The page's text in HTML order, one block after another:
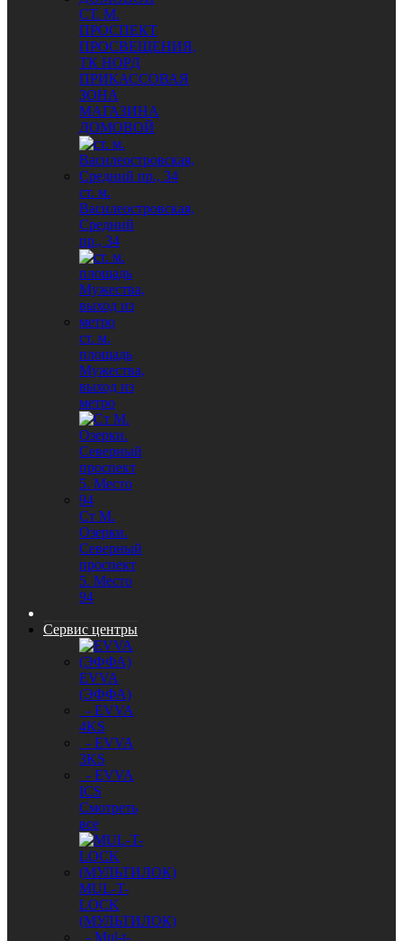
СТ. М.
ПРОСПЕКТ
ПРОСВЕЩЕНИЯ,
ТК НОРД
ПРИКАССОВАЯ
ЗОНА
МАГАЗИНА
ДОМОВОЙ
ст. м.
Василеостровская,
Средний
пр., 34
ст. м.
площадь
Мужества,
выход из
метро
Ст М.
Озерки.
Северный
проспект
5. Место
94
Сервис центры
EVVA
(ЭФФА)
- EVVA
4KS
- EVVA
3KS
- EVVA
ICS
Смотреть
все
MUL-T-
LOCK
(МУЛЬТИЛОК)
- Mul-t-